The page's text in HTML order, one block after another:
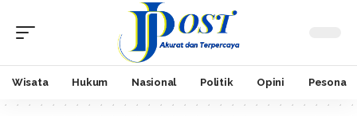
Wisata Hukum Nasional Politik Opini Pesona